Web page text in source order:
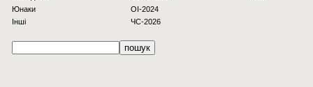
Юнаки
Інші
OI-2024
ЧС-2026